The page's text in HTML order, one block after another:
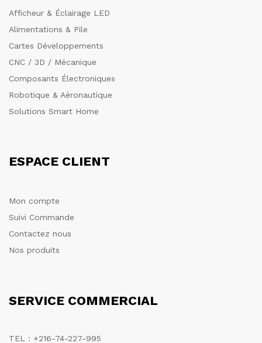
Afficheur & Éclairage LED
Alimentations & Pile
Cartes Développements
CNC / 3D / Mécanique
Composants Électroniques
Robotique & Aéronautique
Solutions Smart Home
ESPACE CLIENT
Mon compte
Suivi Commande
Contactez nous
Nos produits
SERVICE COMMERCIAL
TEL : +216-74-227-995